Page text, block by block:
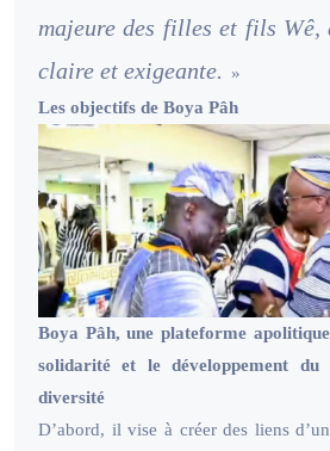
majeure des filles et fils Wê,
claire et exigeante.
»
Les objectifs de Boya Pâh
Boya Pâh, une plateforme
solidarité et le développement
diversité
D’abord, il vise à créer des liens